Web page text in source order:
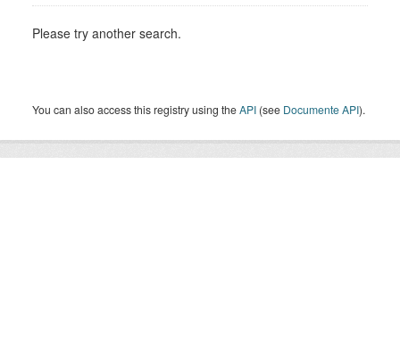
Please try another search.
You can also access this registry using theAPI (see Documente API).